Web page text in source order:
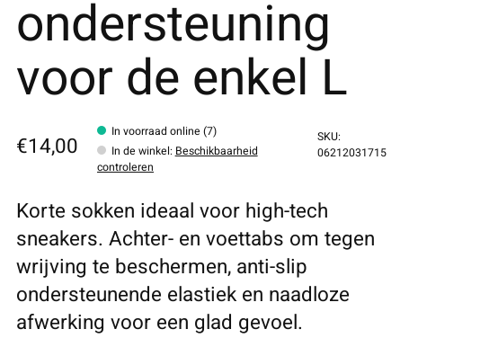
ondersteuning
voor de enkel L
€14,00
In voorraad online (7)
In de winkel: Beschikbaarheid
controleren
SKU:
06212031715
Korte sokken ideaal voor high-tech
sneakers. Achter- en voettabs om tegen
wrijving te beschermen, anti-slip
ondersteunende elastiek en naadloze
afwerking voor een glad gevoel.